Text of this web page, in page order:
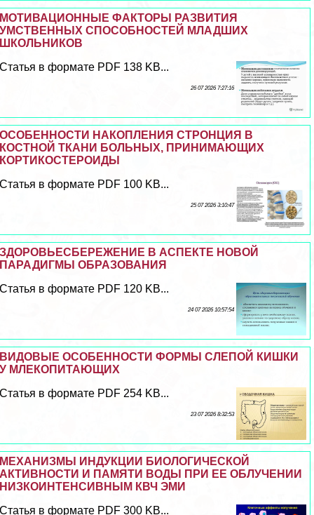
МОТИВАЦИОННЫЕ ФАКТОРЫ РАЗВИТИЯ
УМСТВЕННЫХ СПОСОБНОСТЕЙ МЛАДШИХ
ШКОЛЬНИКОВ
Статья в формате PDF 138 KB...
26 07 2026 7:27:16
ОСОБЕННОСТИ НАКОПЛЕНИЯ СТРОНЦИЯ В
КОСТНОЙ ТКАНИ БОЛЬНЫХ, ПРИНИМАЮЩИХ
КОРТИКОСТЕРОИДЫ
Статья в формате PDF 100 KB...
25 07 2026 3:10:47
ЗДОРОВЬЕСБЕРЕЖЕНИЕ В АСПЕКТЕ НОВОЙ
ПАРАДИГМЫ ОБРАЗОВАНИЯ
Статья в формате PDF 120 KB...
24 07 2026 10:57:54
ВИДОВЫЕ ОСОБЕННОСТИ ФОРМЫ СЛЕПОЙ КИШКИ
У МЛЕКОПИТАЮЩИХ
Статья в формате PDF 254 KB...
23 07 2026 8:32:53
МЕХАНИЗМЫ ИНДУКЦИИ БИОЛОГИЧЕСКОЙ
АКТИВНОСТИ И ПАМЯТИ ВОДЫ ПРИ ЕЕ ОБЛУЧЕНИИ
НИЗКОИНТЕНСИВНЫМ КВЧ ЭМИ
Статья в формате PDF 300 KB...